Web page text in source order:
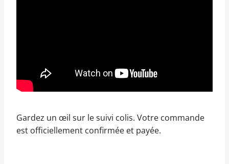
Gardez un œil sur le suivi colis. Votre commande
est officiellement confirmée et payée.